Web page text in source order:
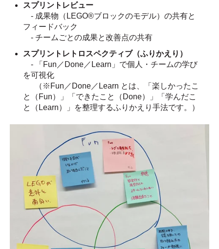
スプリントレビュー
- 成果物（LEGO®ブロックのモデル）の共有と
フィードバック
- チームごとの成果と改善点の共有
スプリントレトロスペクティブ（ふりかえり）
- 「Fun／Done／Learn」で個人・チームの学び
を可視化
（※Fun／Done／Learn とは、「楽しかったこ
と（ Fun）」「できたこと（ Done）」「学んだこ
と（ Learn）」を整理するふりかえり手法です。）